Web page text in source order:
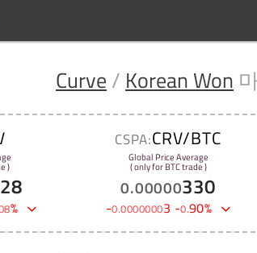
Curve / Korean Won
)
%
CSPA:CRV/BTC
Global Price Average
( only for BTC trade )
0.00000330
-0.00000003 -0.90%